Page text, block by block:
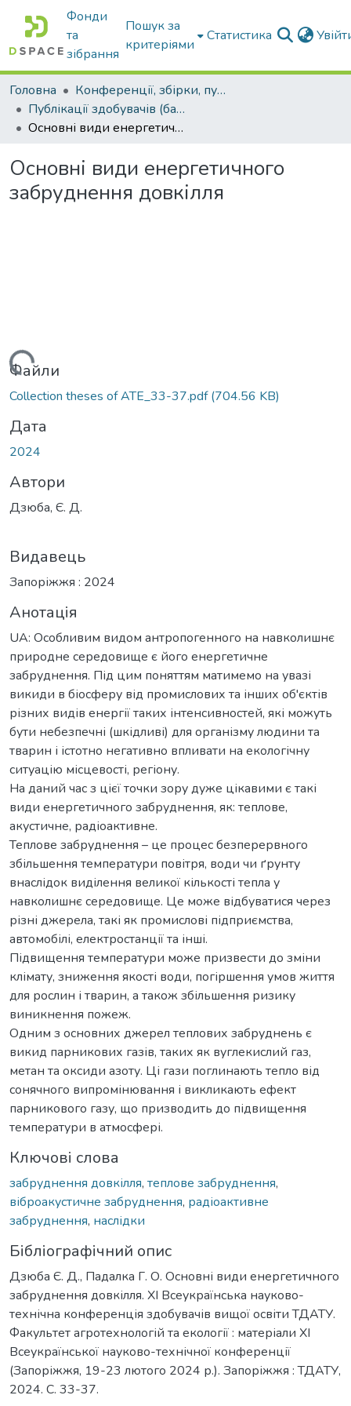
Фонди
та
зібрання
Пошук за
критеріями
Статистика
Головна
Конференції, збірки, публікації молодих вчених і здобувачів : магістрів, бакалаврів, аспірантів.
Публікації здобувачів (бакалаврів. магістрів, аспірантів)
Основні види енергетичного забруднення довкілля
Основні види енергетичного
забруднення довкілля
Файли
Collection theses of ATE_33-37.pdf(704.56 KB)
Дата
2024
Автори
Дзюба, Є. Д.
Видавець
Запоріжжя : 2024
Анотація
UA: Особливим видом антропогенного на навколишнє
природне середовище є його енергетичне
забруднення. Під цим поняттям матимемо на увазі
викиди в біосферу від промислових та інших об'єктів
різних видів енергії таких інтенсивностей, які можуть
бути небезпечні (шкідливі) для організму людини та
тварин і істотно негативно впливати на екологічну
ситуацію місцевості, регіону.
На даний час з цієї точки зору дуже цікавими є такі
види енергетичного забруднення, як: теплове,
акустичне, радіоактивне.
Теплове забруднення – це процес безперервного
збільшення температури повітря, води чи ґрунту
внаслідок виділення великої кількості тепла у
навколишнє середовище. Це може відбуватися через
різні джерела, такі як промислові підприємства,
автомобілі, електростанції та інші.
Підвищення температури може призвести до зміни
клімату, зниження якості води, погіршення умов життя
для рослин і тварин, а також збільшення ризику
виникнення пожеж.
Одним з основних джерел теплових забруднень є
викид парникових газів, таких як вуглекислий газ,
метан та оксиди азоту. Ці гази поглинають тепло від
сонячного випромінювання і викликають ефект
парникового газу, що призводить до підвищення
температури в атмосфері.
Ключові слова
забруднення довкілля, теплове забруднення,
віброакустичне забруднення, радіоактивне
забруднення, наслідки
Бібліографічний опис
Дзюба Є. Д., Падалка Г. О. Основні види енергетичного
забруднення довкілля. ХІ Всеукраїнська науково-
технічна конференція здобувачів вищої освіти ТДАТУ.
Факультет агротехнологій та екології : матеріали ХІ
Всеукраїнської науково-технічної конференції
(Запоріжжя, 19-23 лютого 2024 р.). Запоріжжя : ТДАТУ,
2024. С. 33-37.